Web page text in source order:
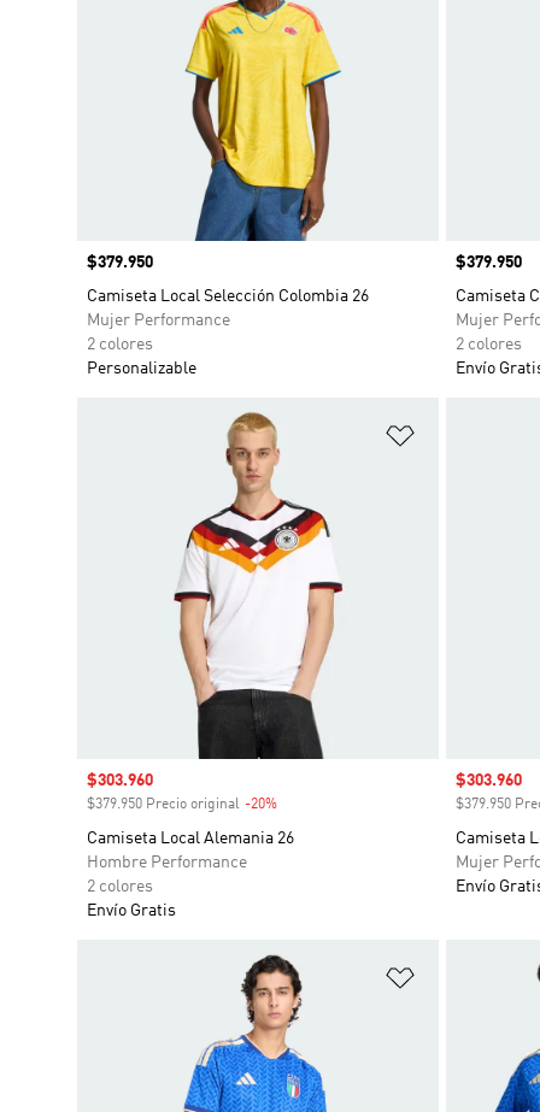
Precio
$379.950
Camiseta Local Selección Colombia 26
Mujer Performance
2 colores
Personalizable
Precio
$379.950
Camiseta
Mujer
2 colores
Envío
Precio de venta
$303.960
$379.950 Precio original -20%
Camiseta Local Alemania 26
Hombre Performance
2 colores
Envío Gratis
Precio de
$303.960
$379.950
Camiseta
Mujer
Envío
Añadir a la